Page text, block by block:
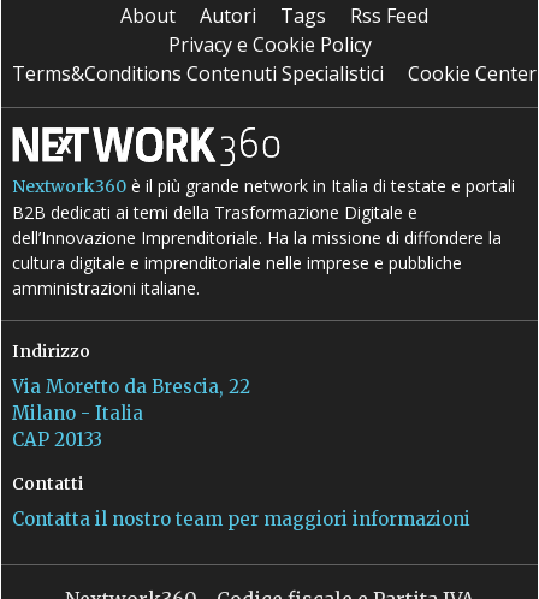
About Autori Tags
Rss Feed
Privacy e Cookie Policy
Terms&Conditions Contenuti Specialistici
Cookie Center
Nextwork360 è il più grande network in Italia di testate e portali
B2B dedicati ai temi della Trasformazione Digitale e
dell’Innovazione Imprenditoriale. Ha la missione di diffondere la
cultura digitale e imprenditoriale nelle imprese e pubbliche
amministrazioni italiane.
Indirizzo
Via Moretto da Brescia, 22
Milano - Italia
CAP 20133
Contatti
Contatta il nostro team per maggiori informazioni